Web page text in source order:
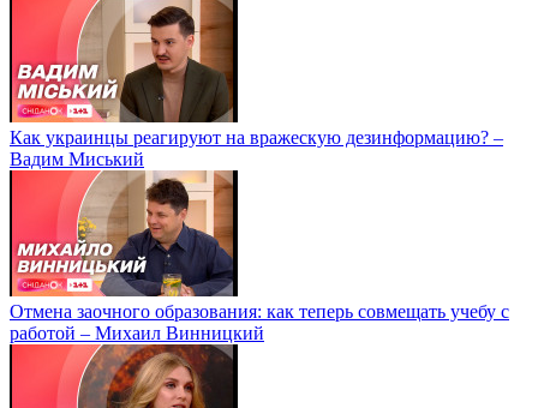
Как украинцы реагируют на вражескую дезинформацию? –
Вадим Миський
Отмена заочного образования: как теперь совмещать учебу с
работой – Михаил Винницкий